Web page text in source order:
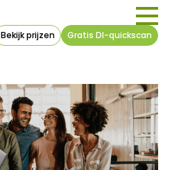
Bekijk prijzen Gratis DI-quickscan